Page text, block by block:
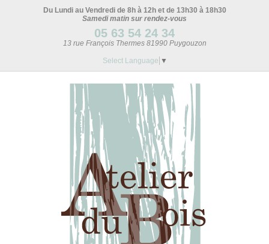
Du Lundi au Vendredi de 8h à 12h et de 13h30 à 18h30
Samedi matin sur rendez-vous
05 63 54 24 34
13 rue François Thermes 81990 Puygouzon
Select Language ▼